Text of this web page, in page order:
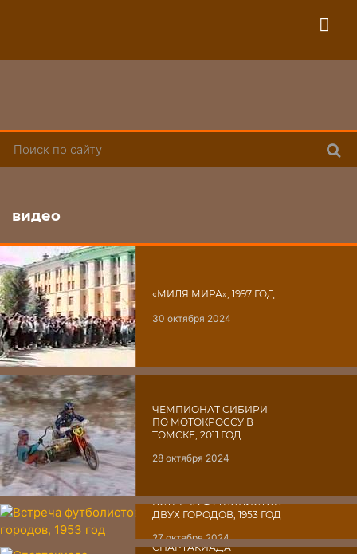
видео
«МИЛЯ МИРА», 1997 ГОД
30 октября 2024
ЧЕМПИОНАТ СИБИРИ
ПО МОТОКРОССУ В
ТОМСКЕ, 2011 ГОД
28 октября 2024
ВСТРЕЧА ФУТБОЛИСТОВ
ДВУХ ГОРОДОВ, 1953 ГОД
27 октября 2024
СПАРТАКИАДА